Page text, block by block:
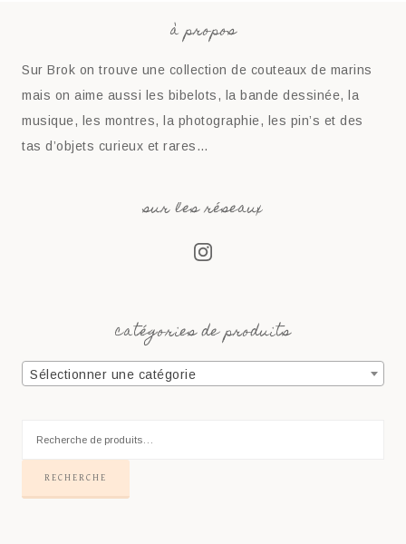
à propos
Sur Brok on trouve une collection de couteaux de marins
mais on aime aussi les bibelots, la bande dessinée, la
musique, les montres, la photographie, les pin’s et des
tas d’objets curieux et rares…
sur les réseaux
catégories de produits
Sélectionner une catégorie
RECHERCHE